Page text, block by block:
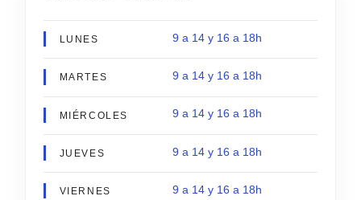
LUNES 9 a 14 y 16 a 18h
MARTES 9 a 14 y 16 a 18h
MIÉRCOLES 9 a 14 y 16 a 18h
JUEVES 9 a 14 y 16 a 18h
VIERNES 9 a 14 y 16 a 18h